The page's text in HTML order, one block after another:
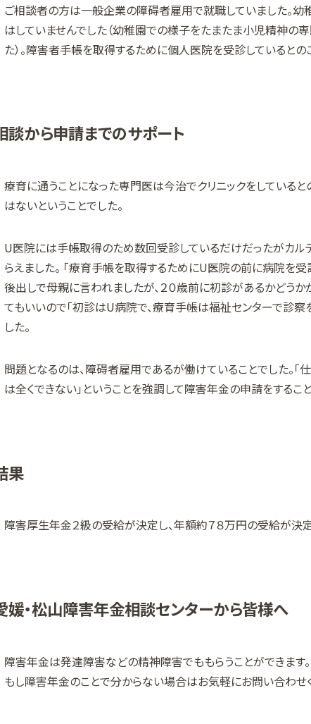
ご相談者の方は一般企業の障碍者雇用で就職していました。
はしていませんでした（幼稚園での様子をたまたま小児精神
た）。障害者手帳を取得するために個人医院を受診しているとの
談から申請までのサポート
療育に通うことになった専門医は今治でクリニックをしていると
はないということでした。
U医院には手帳取得のため数回受診しているだけだったがカ
らえました。 「療育手帳を取得するためにU医院の前に病院を
後出しで母親に言われましたが、２０歳前に初診があるかどうか
てもいいので「初診はU病院で、療育手帳は福祉センターで診察
した。
問題となるのは、障碍者雇用であるが働けていることでした。「
は全くできない」ということを強調して障害年金の申請をするこ
果
障害厚生年金２級の受給が決定し、年額約７８万円の受給が決
媛・松山障害年金相談センターから皆様へ
障害年金は発達障害などの精神障害でももらうことができます。
もし障害年金のことで分からない場合はお気軽にお問い合わせ